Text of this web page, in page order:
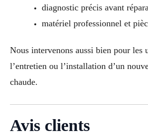
diagnostic précis avant
matériel professionnel et
Nous intervenons aussi bien pour les
l’entretien ou l’installation d’un
chaude.
Avis clients